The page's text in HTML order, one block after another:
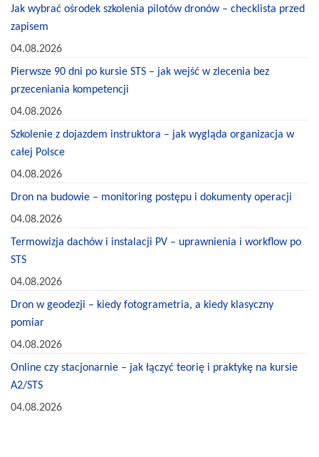
Jak wybrać ośrodek szkolenia pilotów dronów – checklista przed
zapisem
04.08.2026
Pierwsze 90 dni po kursie STS – jak wejść w zlecenia bez
przeceniania kompetencji
04.08.2026
Szkolenie z dojazdem instruktora – jak wygląda organizacja w
całej Polsce
04.08.2026
Dron na budowie – monitoring postępu i dokumenty operacji
04.08.2026
Termowizja dachów i instalacji PV – uprawnienia i workflow po
STS
04.08.2026
Dron w geodezji – kiedy fotogrametria, a kiedy klasyczny
pomiar
04.08.2026
Online czy stacjonarnie – jak łączyć teorię i praktykę na kursie
A2/STS
04.08.2026